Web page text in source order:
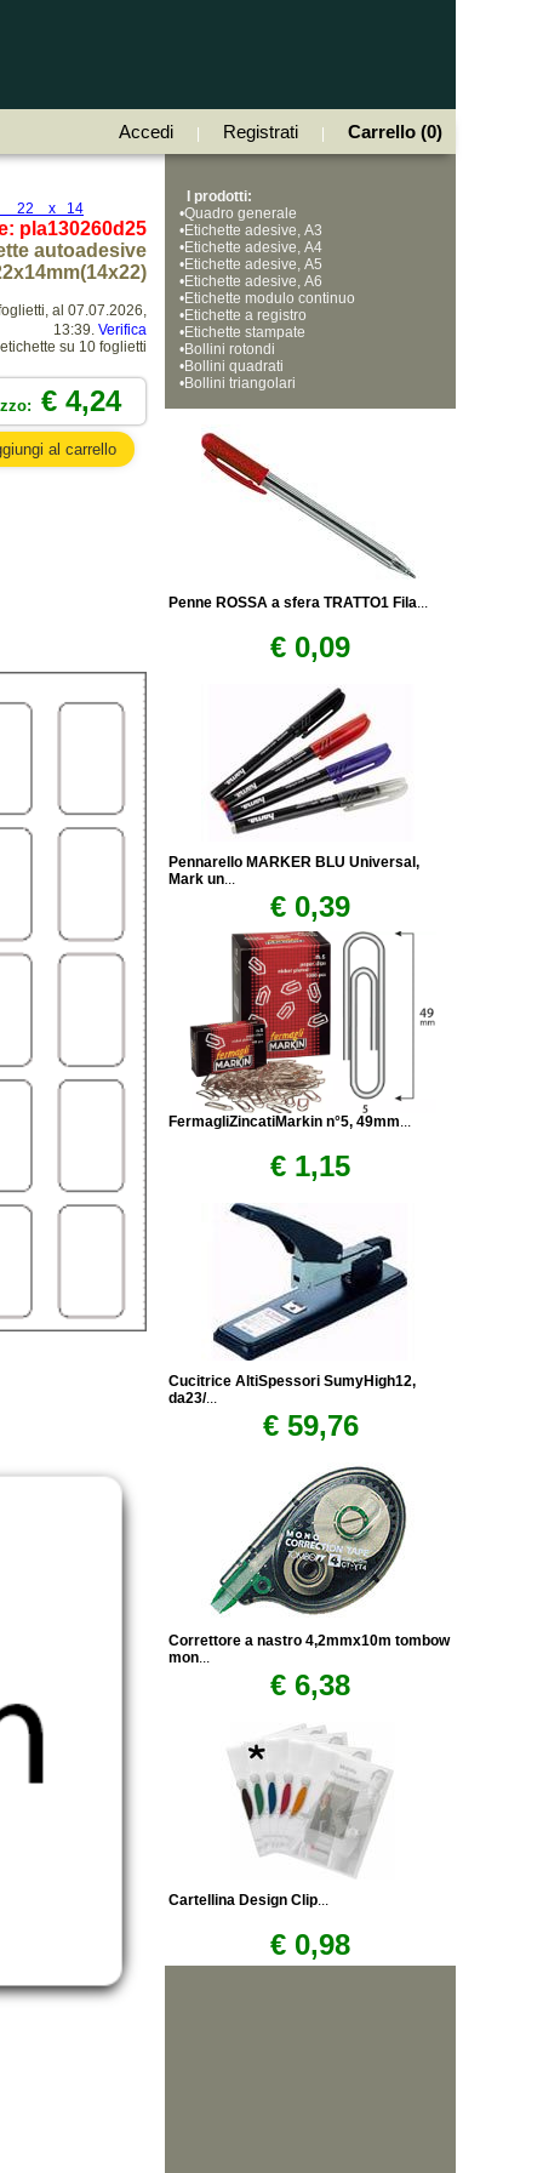
Accedi Registrati Carrello (0)
22 x 14
pla130260d25
autoadesive
al 07.07.2026,
13:39. Verifica
su 10 foglietti
€ 4,24
I prodotti:
•Quadro generale
•Etichette adesive, A3
•Etichette adesive, A4
•Etichette adesive, A5
•Etichette adesive, A6
•Etichette modulo continuo
•Etichette a registro
•Etichette stampate
•Bollini rotondi
•Bollini quadrati
•Bollini triangolari
Penne ROSSA a sfera TRATTO1 Fila...
€ 0,09
Pennarello MARKER BLU Universal,
Mark un...
€ 0,39
FermagliZincatiMarkin n°5, 49mm...
€ 1,15
Cucitrice AltiSpessori SumyHigh12,
da23/...
€ 59,76
Correttore a nastro 4,2mmx10m tombow
mon...
€ 6,38
Cartellina Design Clip...
€ 0,98